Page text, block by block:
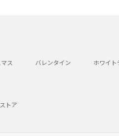
ス バレンタイン ホワイト
トア